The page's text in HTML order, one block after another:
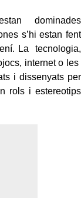
dominades
s’hi estan fent
La tecnologia,
internet o les
i dissenyats per
rols i estereotips